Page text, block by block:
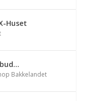
Huset
Bakkelandet